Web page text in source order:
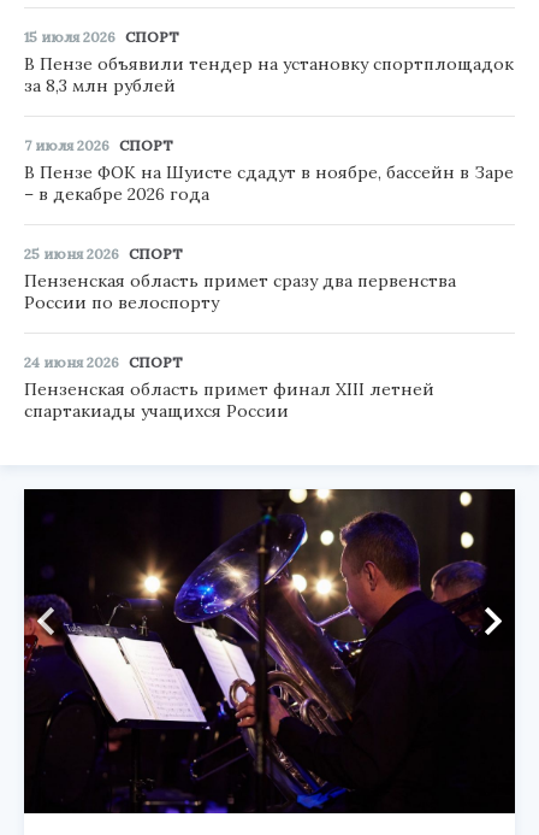
15 июля 2026 СПОРТ
В Пензе объявили тендер на установку спортплощадок
за 8,3 млн рублей
7 июля 2026 СПОРТ
В Пензе ФОК на Шуисте сдадут в ноябре, бассейн в Заре
– в декабре 2026 года
25 июня 2026 СПОРТ
Пензенская область примет сразу два первенства
России по велоспорту
24 июня 2026 СПОРТ
Пензенская область примет финал XIII летней
спартакиады учащихся России